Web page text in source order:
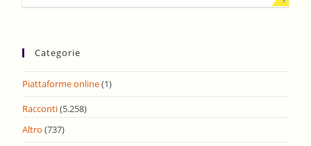
Categorie
Piattaforme online(1)
Racconti(5.258)
Altro (737)